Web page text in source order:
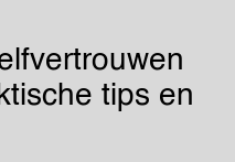
tips en